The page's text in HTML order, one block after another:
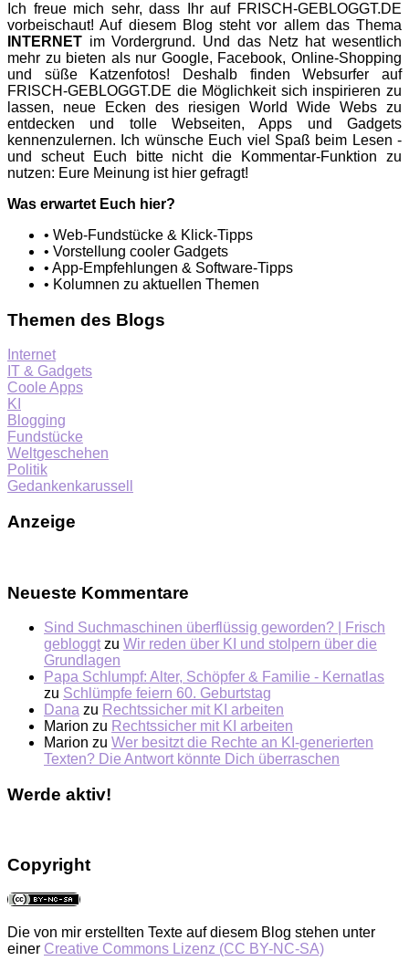
Ich freue mich sehr, dass Ihr auf FRISCH-GEBLOGGT.DE
vorbeischaut! Auf diesem Blog steht vor allem das Thema
INTERNET im Vordergrund. Und das Netz hat wesentlich
mehr zu bieten als nur Google, Facebook, Online-Shopping
und süße Katzenfotos! Deshalb finden Websurfer auf
FRISCH-GEBLOGGT.DE die Möglichkeit sich inspirieren zu
lassen, neue Ecken des riesigen World Wide Webs zu
entdecken und tolle Webseiten, Apps und Gadgets
kennenzulernen. Ich wünsche Euch viel Spaß beim Lesen -
und scheut Euch bitte nicht die Kommentar-Funktion zu
nutzen: Eure Meinung ist hier gefragt!
Was erwartet Euch hier?
• Web-Fundstücke & Klick-Tipps
• Vorstellung cooler Gadgets
• App-Empfehlungen & Software-Tipps
• Kolumnen zu aktuellen Themen
Themen des Blogs
Internet
IT & Gadgets
Coole Apps
KI
Blogging
Fundstücke
Weltgeschehen
Politik
Gedankenkarussell
Anzeige
Neueste Kommentare
Sind Suchmaschinen überflüssig geworden? | Frisch
gebloggt zu Wir reden über KI und stolpern über die
Grundlagen
Papa Schlumpf: Alter, Schöpfer & Familie - Kernatlas
zu Schlümpfe feiern 60. Geburtstag
Dana zu Rechtssicher mit KI arbeiten
Marion zu Rechtssicher mit KI arbeiten
Marion zu Wer besitzt die Rechte an KI-generierten
Texten? Die Antwort könnte Dich überraschen
Werde aktiv!
Copyright
Die von mir erstellten Texte auf diesem Blog stehen unter
einer Creative Commons Lizenz (CC BY-NC-SA)